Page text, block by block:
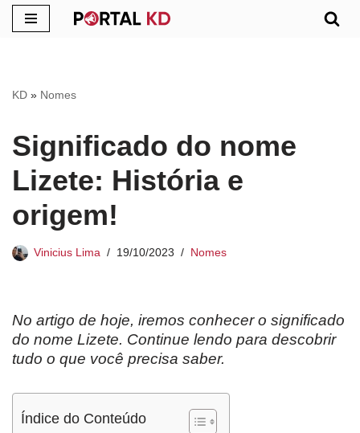
conteúdo
KD » Nomes
Significado do nome
Lizete: História e
origem!
Vinicius Lima 19/10/2023 Nomes
No artigo de hoje, iremos conhecer o significado
do nome Lizete. Continue lendo para descobrir
tudo o que você precisa saber.
Índice do Conteúdo